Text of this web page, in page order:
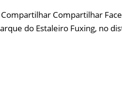
Compartilhar
do Estaleiro Fuxing, no